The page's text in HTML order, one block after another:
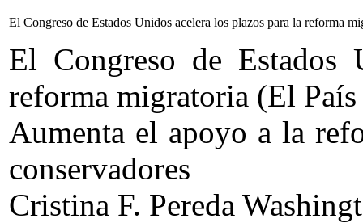
El Congreso de Estados Unidos acelera los plazos para la reforma
El Congreso de Estados
reforma migratoria (El
Aumenta el apoyo a la
conservadores
Cristina F. Pereda